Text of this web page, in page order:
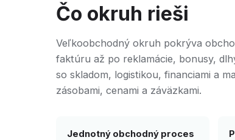
Čo okruh rieši
Veľkoobchodný okruh pokrýva
faktúru až po reklamácie, bonusy,
so skladom, logistikou, financiami a
zásobami, cenami a záväzkami.
Jednotný obchodný proces